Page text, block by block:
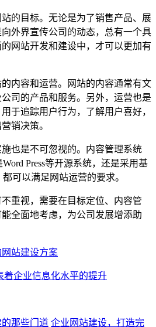
的目标。无论是为了销售产品、展
外界宣传公司的动态，总有一个具
网站开发和建设中，才可以更加有
内容和运营。网站的内容通常有文
司的产品和服务。另外，运营也是
于追踪用户行为，了解用户喜好，
销决策。
也是不可忽视的。内容管理系统
Press等开源系统，还是采用基
可以满足网站运营的要求。
重视，需要在目标定位、内容管
全面地考虑，为公司发展增添助
站建设方案
着企业信息化水平的提升
那些门道 企业网站建设，打造完